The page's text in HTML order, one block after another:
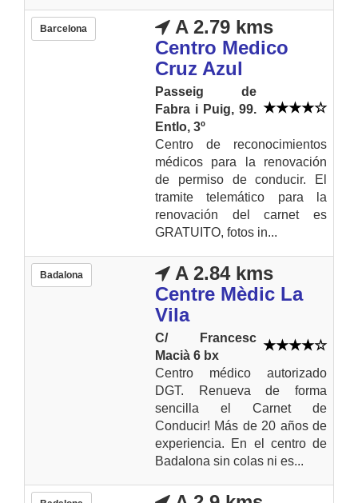
Barcelona
A 2.79 kms
Centro Medico
Cruz Azul
Passeig de
Fabra i Puig, 99.
Entlo, 3º
Centro de reconocimientos
médicos para la renovación
de permiso de conducir. El
tramite telemático para la
renovación del carnet es
GRATUITO, fotos in...
Badalona
A 2.84 kms
Centre Mèdic La
Vila
C/ Francesc
Macià 6 bx
Centro médico autorizado
DGT. Renueva de forma
sencilla el Carnet de
Conducir! Más de 20 años de
experiencia. En el centro de
Badalona sin colas ni es...